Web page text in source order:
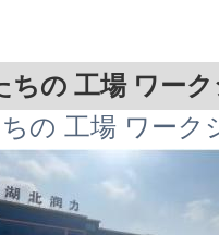
ちの 工場 ワー
の 工場 ワーク